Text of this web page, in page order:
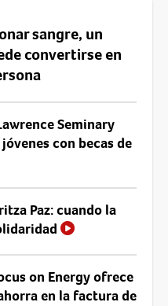
sangre, un
convertirse en
Seminary
con becas de
Paz: cuando la
on Energy ofrece
en la factura de